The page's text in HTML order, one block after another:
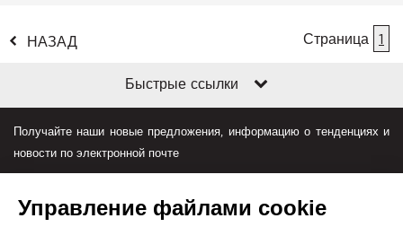
НАЗАД Страница 1
Быстрые ссылки
Получайте наши новые предложения, информацию о тенденциях и
новости по электронной почте
Управление файлами cookie